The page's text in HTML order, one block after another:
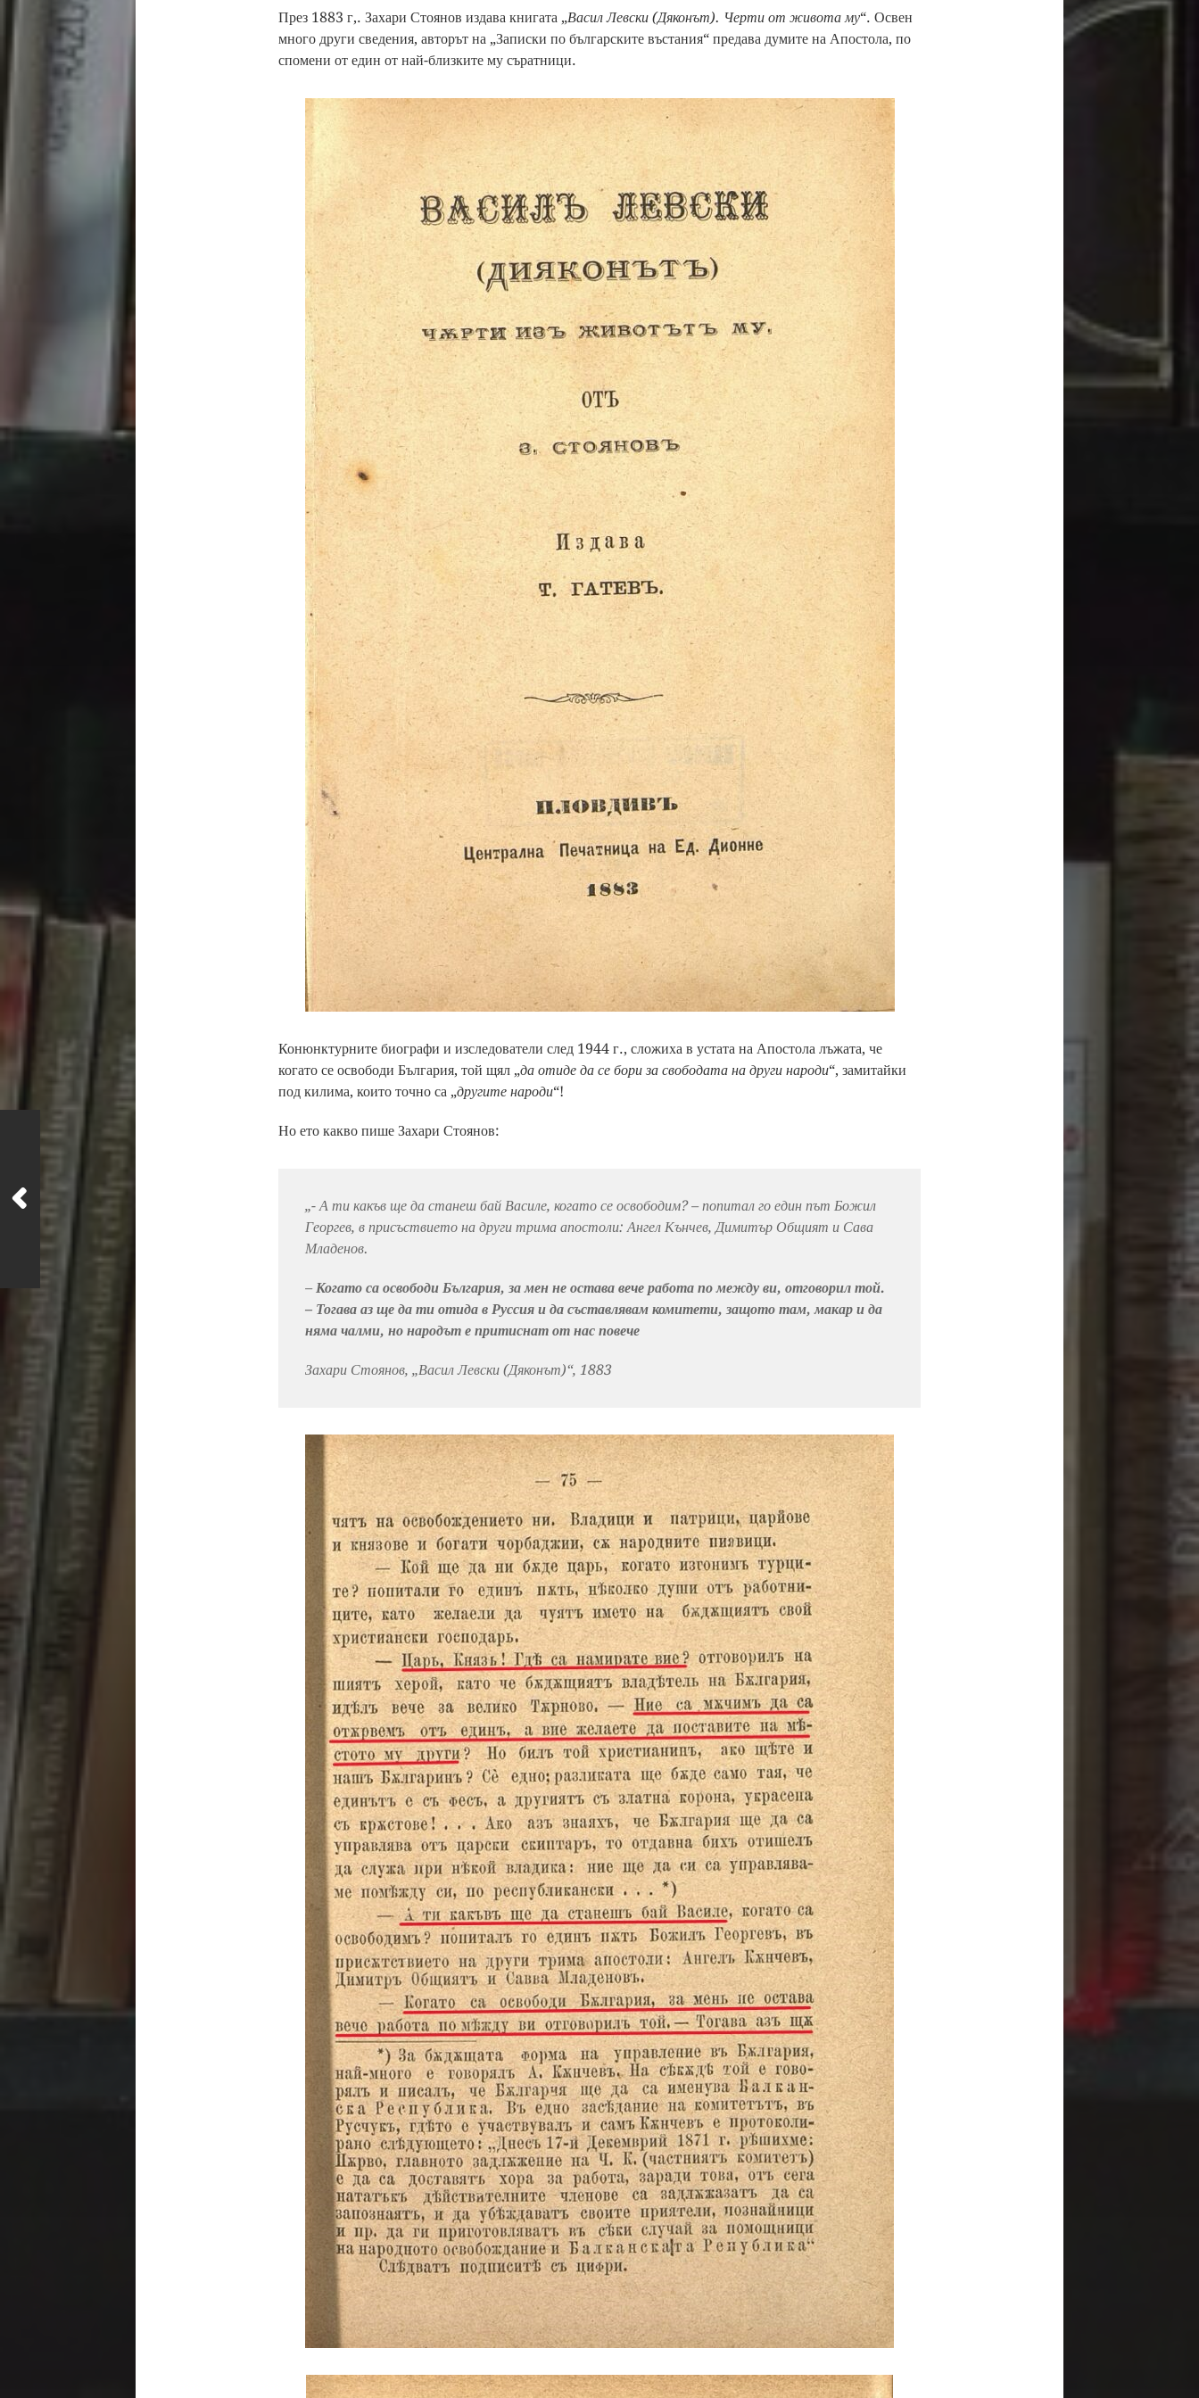
През 1883 г,. Захари Стоянов издава книгата „Васил Левски (Дяконът). Черти от живота му“. Освен
много други сведения, авторът на „Записки по българските въстания“ предава думите на Апостола, по
спомени от един от най-близките му съратници.
Конюнктурните биографи и изследователи след 1944 г., сложиха в устата на Апостола лъжата, че
когато се освободи България, той щял „да отиде да се бори за свободата на други народи“, замитайки
под килима, които точно са „другите народи“!
Но ето какво пише Захари Стоянов:
„- А ти какъв ще да станеш бай Василе, когато се освободим? – попитал го един път Божил
Георгев, в присъствието на други трима апостоли: Ангел Кънчев, Димитър Общият и Сава
Младенов.
–Когато са освободи България, за мен не остава вече работа по между ви, отговорил той.
– Тогава аз ще да ти отида в Руссия и да съставлявам комитети, защото там, макар и да
няма чалми, но народът е притиснат от нас повече
Захари Стоянов, „Васил Левски (Дяконът)“, 1883